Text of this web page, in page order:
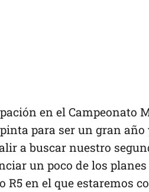
en el Campeonato
para ser un gran año
a buscar nuestro
un poco de los planes
R5 en el que estaremos